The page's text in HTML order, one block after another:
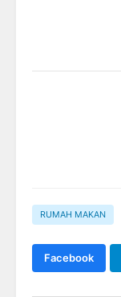
RUMAH MAKAN
Facebook